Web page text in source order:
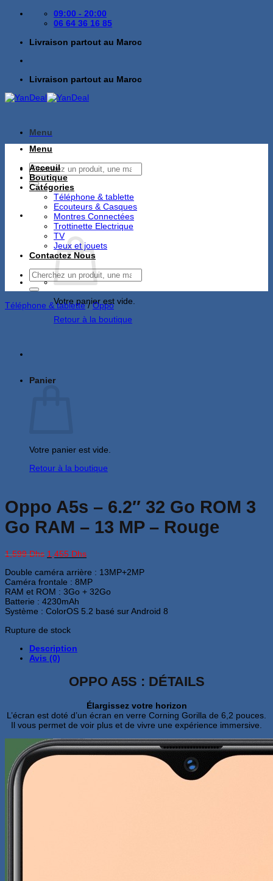
Passer
09:00 - 20:00
06 64 36 16 85
Livraison partout au Maroc
Livraison partout au Maroc
Menu
Recherche
pour :
Votre panier est vide.
Retour à la boutique
Panier
Votre panier est vide.
Retour à la boutique
Menu
Acceuil
Boutique
Catégories
Téléphone & tablette
Ecouteurs & Casques
Montres Connectées
Trottinette Electrique
TV
Jeux et jouets
Contactez Nous
Recherche
pour :
Téléphone & tablette / Oppo
Oppo A5s – 6.2″ 32 Go ROM 3
Go RAM – 13 MP – Rouge
1,599Dhs Le
initial
était :
1,599 Dhs.
1,455 DhsLe
actuel
est :
1,455 Dhs.
Double caméra arrière : 13MP+2MP
Caméra frontale : 8MP
RAM et ROM : 3Go + 32Go
Batterie : 4230mAh
Système : ColorOS 5.2 basé sur Android 8
Rupture de stock
Description
Avis (0)
OPPO A5S : DÉTAILS
Élargissez votre horizon
L’écran est doté d’un écran en verre Corning Gorilla de 6,2 pouces.
Il vous permet de voir plus et de vivre une expérience immersive.